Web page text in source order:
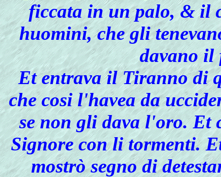
ficcata in un palo, & il
huomini, che gli
davano il
Et entrava il Tiranno di
che cosi l'havea da
se non gli dava l'oro. Et
Signore con li tormenti.
mostrò segno di